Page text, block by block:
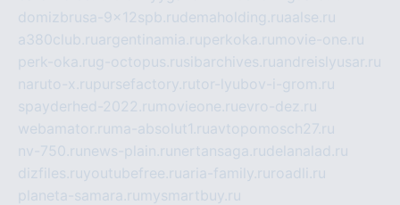
domizbrusa-9x12spb.rudemaholding.ruaalse.ru
a380club.ruargentinamia.ruperkoka.ru movie-one.ru
perk-oka.rug-octopus.rusibarchives.ruandreislyusar.ru
naruto-x.rupursefactory.rutor-lyubov-i-grom.ru
spayderhed-2022.ru movieone.ruevro-dez.ru
webamator.ru ma-absolut1.ruavtopomosch27.ru
nv-750.ru news-plain.ru nertansaga.rudelanalad.ru
dizfiles.ruyoutubefree.ruaria-family.ru roadli.ru
planeta-samara.ru mysmartbuy.ru